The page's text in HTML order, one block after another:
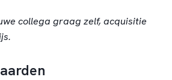
collega graag zelf, acquisitie